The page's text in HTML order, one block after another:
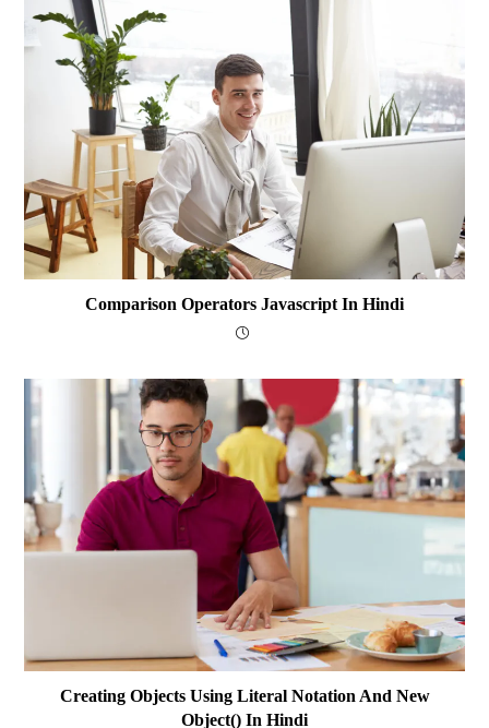
Comparison Operators Javascript In Hindi
Creating Objects Using Literal Notation And New
Object() In Hindi